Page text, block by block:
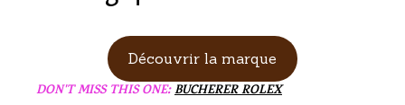
Découvrir la marque
DON'T MISS THIS ONE:BUCHERER ROLEX